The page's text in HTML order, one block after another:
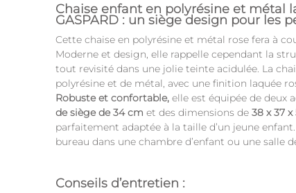
Chaise enfant en polyrésine et métal
GASPARD : un siège design pour les
Cette chaise en polyrésine et métal rose fera à
Moderne et design, elle rappelle cependant la
tout revisité dans une jolie teinte acidulée. La
polyrésine et de métal, avec une finition laquée
Robuste et confortable, elle est équipée de deux
de siège de 34 cm et des dimensions de 38 x 37
parfaitement adaptée à la taille d’un jeune
bureau dans une chambre d’enfant ou une salle
Conseils d’entretien :